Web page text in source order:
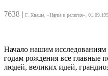
7638 | Г. Кваша, «Наука и религия»,
Начало нашим
годам рождения все главные
людей, великих идей,